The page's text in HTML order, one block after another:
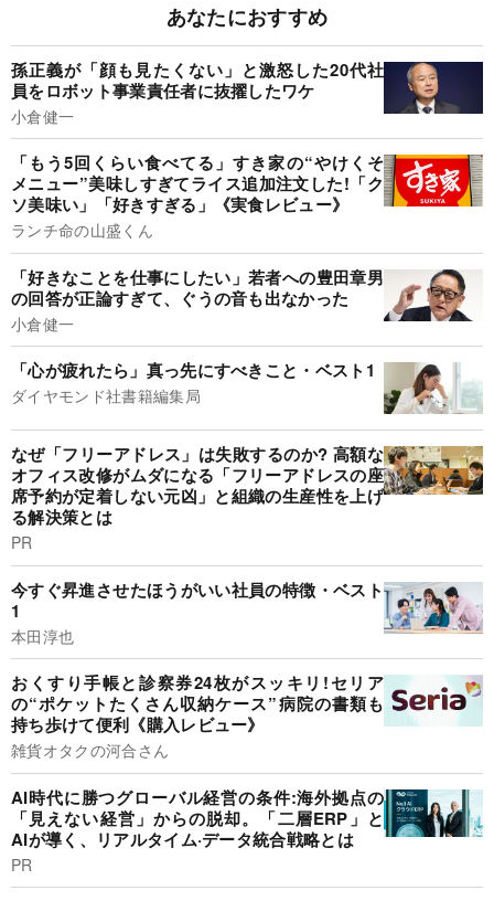
あなたにおすすめ
孫正義が「顔も見たくない」と激怒した20代社
員をロボット事業責任者に抜擢したワケ
小倉健一
「もう5回くらい食べてる」すき家の“やけくそ
メニュー”美味しすぎてライス追加注文した!「ク
ソ美味い」「好きすぎる」《実食レビュー》
ランチ命の山盛くん
「好きなことを仕事にしたい」若者への豊田章男
の回答が正論すぎて、ぐうの音も出なかった
小倉健一
「心が疲れたら」真っ先にすべきこと・ベスト1
ダイヤモンド社書籍編集局
なぜ「フリーアドレス」は失敗するのか? 高額な
オフィス改修がムダになる「フリーアドレスの座
席予約が定着しない元凶」と組織の生産性を上げ
る解決策とは
PR
今すぐ昇進させたほうがいい社員の特徴・ベスト
1
本田淳也
おくすり手帳と診察券24枚がスッキリ!セリア
の“ポケットたくさん収納ケース”病院の書類も
持ち歩けて便利《購入レビュー》
雑貨オタクの河合さん
AI時代に勝つグローバル経営の条件:海外拠点の
「見えない経営」からの脱却。「二層ERP」と
AIが導く、リアルタイム·データ統合戦略とは
PR